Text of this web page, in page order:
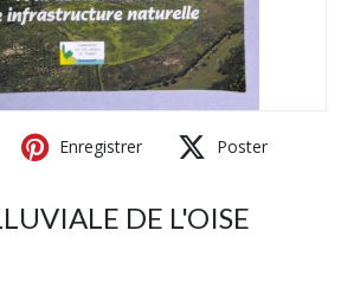
Enregistrer Poster
DE L'OISE